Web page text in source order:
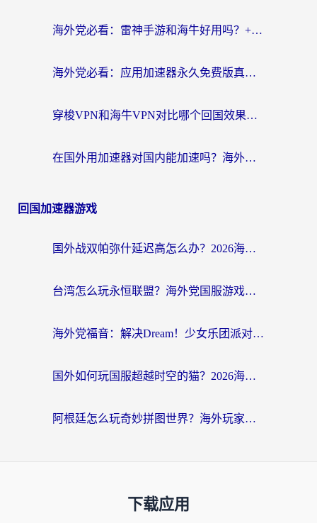
海外党必看：雷神手游和海牛好用吗？+3款热门加速器实测对比，附番茄加速器无缝回国指南
海外党必看：应用加速器永久免费版真的存在吗？教你选对回国加速器无缝刷国内资源
穿梭VPN和海牛VPN对比哪个回国效果更好？海外华人亲测3款热门加速器+避坑指南
在国外用加速器对国内能加速吗？海外党亲测有效的无缝访问指南
回国加速器游戏
国外战双帕弥什延迟高怎么办？2026海外畅玩国服游戏终极指南（附实测工具推荐）
台湾怎么玩永恒联盟？海外党国服游戏加速器选择全攻略（附3大热门游戏实测）
海外党福音：解决Dream！少女乐团派对！国外延迟的实用指南，附北美英国游戏加速方案
国外如何玩国服超越时空的猫？2026海外党必看的加速器选择指南
阿根廷怎么玩奇妙拼图世界？海外玩家国服游戏加速全攻略（附帕斯卡契约战舰少女解决方案）
下载应用